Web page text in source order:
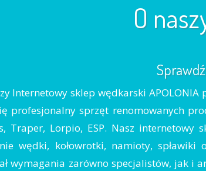
O
Internetowy sklep wędkarski APOLONIA
profesjonalny sprzęt renomowanych
Traper, Lorpio, ESP. Nasz
wędki, kołowrotki, namioty,
wymagania zarówno specjalistów, jak